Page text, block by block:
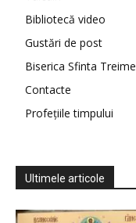
Bibliotecă video
Gustări de post
Biserica Sfinta Treime
Contacte
Profețiile timpului
Ultimele articole